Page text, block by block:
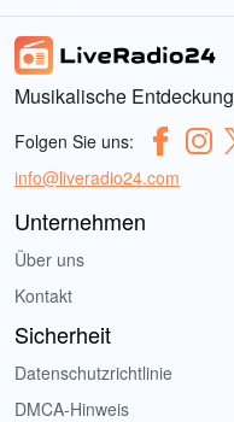
Musikalische
Folgen Sie uns:
info@liveradio24.com
Unternehmen
Über uns
Kontakt
Sicherheit
Datenschutzrichtlinie
DMCA-Hinweis